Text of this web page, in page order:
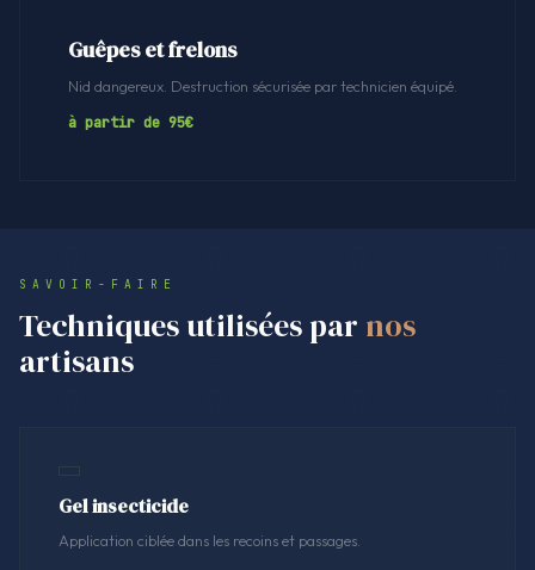
Guêpes et frelons
Nid dangereux. Destruction sécurisée par technicien équipé.
à partir de 95€
SAVOIR-FAIRE
Techniques utilisées par nos
artisans
Gel insecticide
Application ciblée dans les recoins et passages.